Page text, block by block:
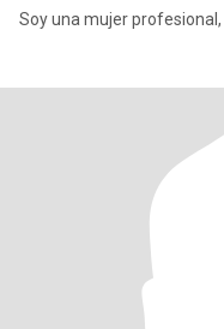
Soy una mujer